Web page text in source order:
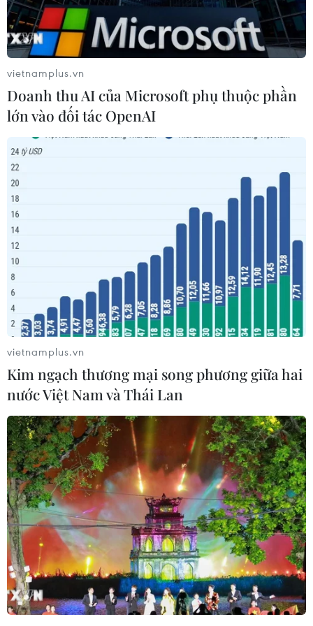
Người dân khai báo y tế điện tử. (Ảnh: Thành Đạt/TTXVN)
Để tạo thuận lợi cho việc đi lại của người dân,
Bộ Y tế đang rà soát văn bản, đánh giá tình hình
và trước mắt sẽ xem xét tạm dừng thực hiện
khai báo y tế nội địa.
Số ca tử vong thấp nhất trong 10 tháng
Theo đánh giá từ Bộ Y tế, ở Việt Nam, dịch bệnh
COVID-19 vẫn được kiểm soát trên phạm vi cả
nước và có nhiều diễn biến tích cực khi có xu
hướng giảm mạnh trong hơn 30 ngày qua.
Cụ thể, những ngày qua, số ca mắc COVID-19
mới trong ngày giảm hơn 20 lần so với giai
đoạn cao điểm vào giữa tháng Ba khi có ngày
ghi nhận tới 175.000 ca mắc/ngày xuống còn
khoảng 8.000 ca mắc/ngày. Đây là mức thấp
nhất trong hơn 5 tháng qua khi biến thể
Omicron xâm nhập và lây lan rộng ở Việt Nam.
[Dừng khai báo y tế với COVID-19 tại tất cả
các cửa khẩu của Việt Nam]
vietnamplus.vn
Doanh thu AI của Microsoft phụ thuộc phần
lớn vào đối tác OpenAI
vietnamplus.vn
Kim ngạch thương mại song phương giữa hai
nước Việt Nam và Thái Lan